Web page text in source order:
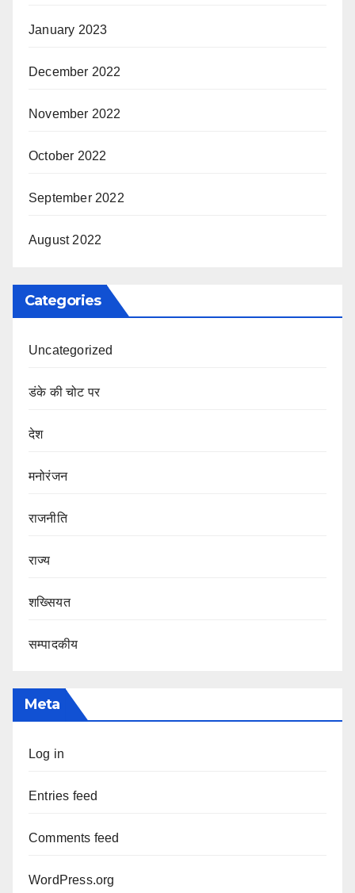
January 2023
December 2022
November 2022
October 2022
September 2022
August 2022
Categories
Uncategorized
डंके की चोट पर
देश
मनोरंजन
राजनीति
राज्य
शख्सियत
सम्पादकीय
Meta
Log in
Entries feed
Comments feed
WordPress.org